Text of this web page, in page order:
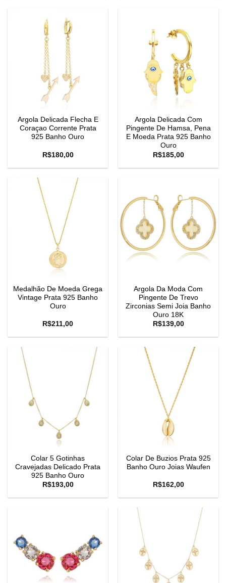
Argola Delicada Flecha E
Coraçao Corrente Prata
925 Banho Ouro
R$180,00
Argola Delicada Com
Pingente De Hamsa, Pena
E Moeda Prata 925 Banho
Ouro
R$185,00
Medalhão De Moeda Grega
Vintage Prata 925 Banho
Ouro
R$211,00
Argola Da Moda Com
Pingente De Trevo
Zirconias Semi Joia Banho
Ouro 18K
R$139,00
Colar 5 Gotinhas
Cravejadas Delicado Prata
925 Banho Ouro
R$193,00
Colar De Buzios Prata 925
Banho Ouro Joias Waufen
R$162,00